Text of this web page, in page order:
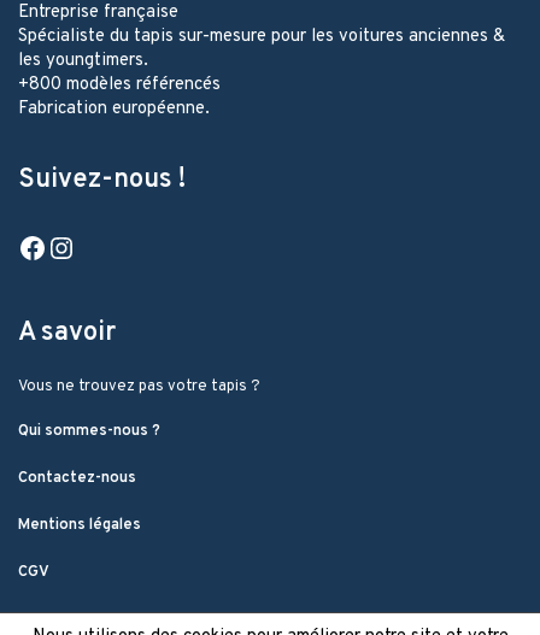
Entreprise française
Spécialiste du tapis sur-mesure pour les voitures anciennes &
les youngtimers.
+800 modèles référencés
Fabrication européenne.
Suivez-nous !
Facebook
A savoir
Vous ne trouvez pas votre tapis ?
Qui sommes-nous ?
Contactez-nous
Mentions légales
CGV